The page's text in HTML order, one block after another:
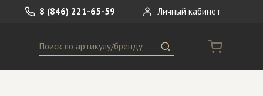
8 (846) 221-65-59 Личный кабинет
Поиск